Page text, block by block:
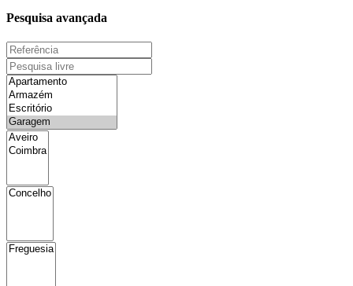
Pesquisa avançada